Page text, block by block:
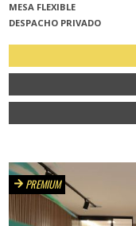
MESA FLEXIBLE
DESPACHO PRIVADO
PREMIUM